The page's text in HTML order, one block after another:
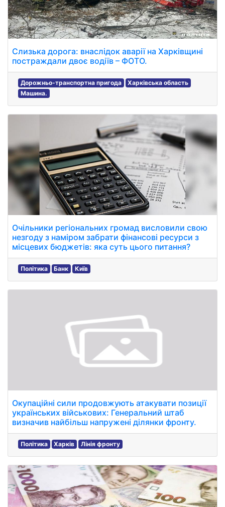
Слизька дорога: внаслідок аварії на Харківщині
постраждали двоє водіїв – ФОТО.
Дорожньо-транспортна пригода
Харківська область
Машина.
Очільники регіональних громад висловили свою
незгоду з наміром забрати фінансові ресурси з
місцевих бюджетів: яка суть цього питання?
Політика Банк Київ
Окупаційні сили продовжують атакувати позиції
українських військових: Генеральний штаб
визначив найбільш напружені ділянки фронту.
Політика Харків Лінія фронту